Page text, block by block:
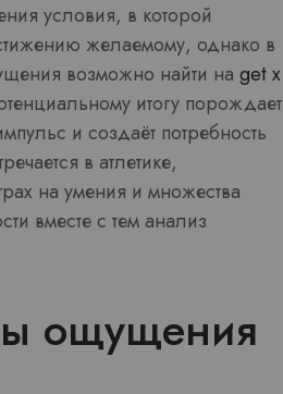
условия, в которой
желаемому, однако в
возможно найти на get x
итогу порождает
и создаёт потребность
в атлетике,
на умения и множества
вместе с тем анализ
ощущения